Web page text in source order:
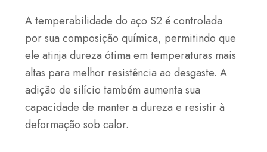
A temperabilidade do aço S2 é controlada
por sua composição química, permitindo que
ele atinja dureza ótima em temperaturas mais
altas para melhor resistência ao desgaste. A
adição de silício também aumenta sua
capacidade de manter a dureza e resistir à
deformação sob calor.